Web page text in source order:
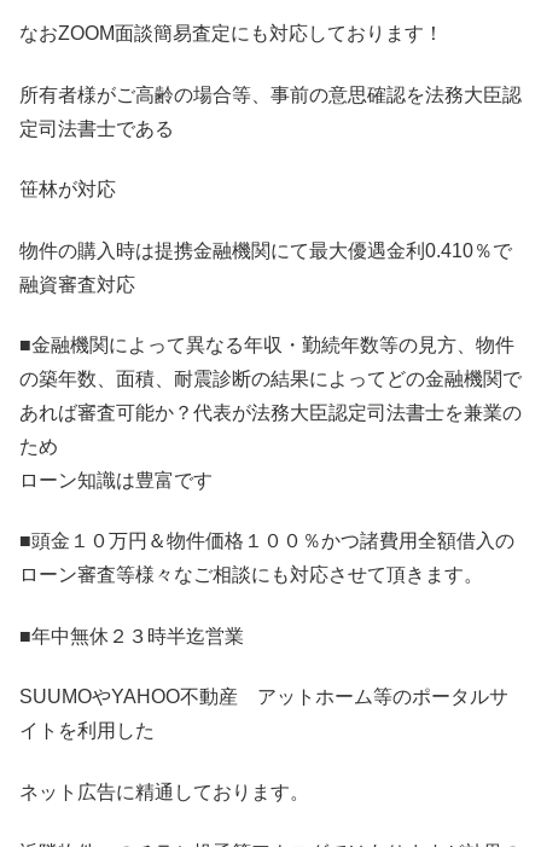
なおZOOM面談簡易査定にも対応しております！
所有者様がご高齢の場合等、事前の意思確認を法務大臣認
定司法書士である
笹林が対応
物件の購入時は提携金融機関にて最大優遇金利0.410％で
融資審査対応
■金融機関によって異なる年収・勤続年数等の見方、物件
の築年数、面積、耐震診断の結果によってどの金融機関で
あれば審査可能か？代表が法務大臣認定司法書士を兼業の
ため
ローン知識は豊富です
■頭金１０万円＆物件価格１００％かつ諸費用全額借入の
ローン審査等様々なご相談にも対応させて頂きます。
■年中無休２３時半迄営業
SUUMOやYAHOO不動産 アットホーム等のポータルサ
イトを利用した
ネット広告に精通しております。